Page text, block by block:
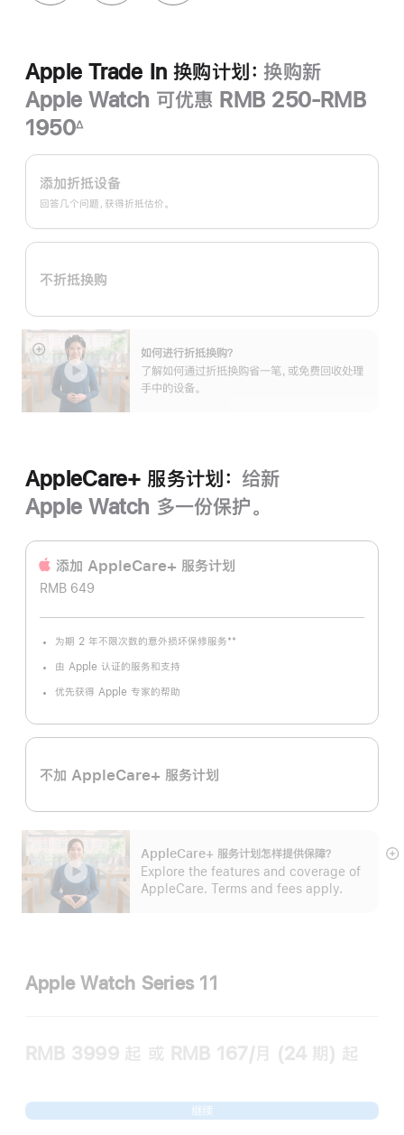
Apple Trade In 换购计划： 换购新
Apple Watch 可优惠 RMB 250-RMB
1950
注
∆
Apple
Trade
换
购
划：
添加折抵设备
回答几个问题，获得折抵估价。
不折抵换购
如何进行折抵换购？
了解如何通过折抵换购省一笔，或免费回收处理
手中的设备。
展
AppleCare+ 服务计划： 给新
Apple Watch 多一份保护。
添加 AppleCare+ 服务计‍划
RMB 649
为期 2 年不限次数的意外损坏保修服务
注
**
由 Apple 认证的服务和支持
优先获得 Apple 专家的帮助
不加 AppleCare+ 服务计划
AppleCare+ 服务计划怎样提供保⁠障？
Explore the features and coverage of
AppleCare. Terms and fees apply.
展
Apple Watch Series 11
RMB 3999起 或 RMB 167/月 (24 期) 起
继续